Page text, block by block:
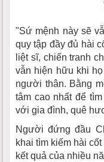
"Sứ mệnh này sẽ
quy tập đầy đủ hài
liệt sĩ, chiến tranh
vẫn hiện hữu khi
người thân. Bằng
tâm cao nhất để
với gia đình, quê
Người đứng đầu
khai tìm kiếm hài
kết quả của nhiều